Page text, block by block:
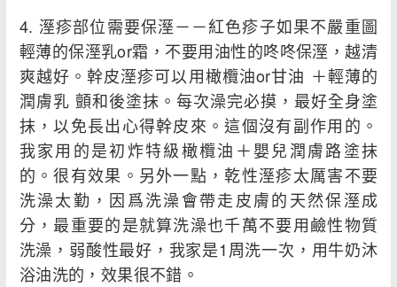
4. 溼疹部位需要保溼－－紅色疹子如果不嚴重圖
輕薄的保溼乳or霜，不要用油性的咚咚保溼，越清
爽越好。幹皮溼疹可以用橄欖油or甘油 ＋輕薄的
潤膚乳 顫和後塗抹。每次澡完必摸，最好全身塗
抹，以免長出心得幹皮來。這個沒有副作用的。
我家用的是初炸特級橄欖油＋嬰兒潤膚路塗抹
的。很有效果。另外一點，乾性溼疹太厲害不要
洗澡太勤，因爲洗澡會帶走皮膚的天然保溼成
分，最重要的是就算洗澡也千萬不要用鹼性物質
洗澡，弱酸性最好，我家是1周洗一次，用牛奶沐
浴油洗的，效果很不錯。